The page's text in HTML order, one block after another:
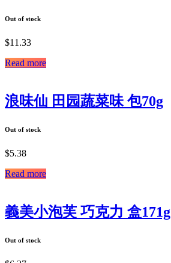
Out of stock
$11.33
Read more
浪味仙 田园蔬菜味 包70g
Out of stock
$5.38
Read more
義美小泡芙 巧克力 盒171g
Out of stock